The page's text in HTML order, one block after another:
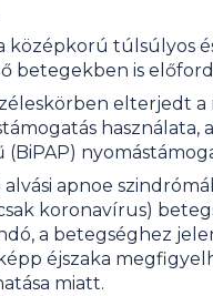
középkorú túlsúlyos
betegekben is
elterjedt
használata,
alvási apnoe
koronavírus)
a betegséghez
éjszaka
miatt.